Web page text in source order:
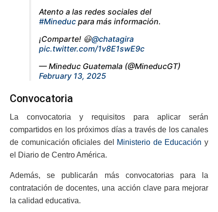
Atento a las redes sociales del
#Mineduc para más información.
¡Comparte! 😃@chatagira
pic.twitter.com/1v8E1swE9c
— Mineduc Guatemala (@MineducGT)
February 13, 2025
Convocatoria
La convocatoria y requisitos para aplicar serán
compartidos en los próximos días a través de los canales
de comunicación oficiales del
Ministerio de Educación y
el Diario de Centro América.
Además, se publicarán más convocatorias para la
contratación de docentes, una acción clave para mejorar
la calidad educativa.